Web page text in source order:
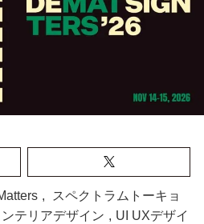
,
スペクトラムトーキョ
テリアデザイン , UI UXデザイ